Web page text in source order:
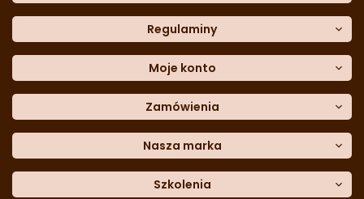
Dane kontaktowe
Często zadawane pytania
Sklep stacjonarny
Formularz kontaktowy
Blog
telefon:601 767 272
Regulaminy
Polityka prywatności
Polityka cookies
Polityka reklamacji
Polityka zwrotów
Dostępność cyfrowa
Moje konto
Moje dane
Historia zamówień
Lista ulubionych
Moje rabaty
Zamówienia
Metody płatności
Dane do przelewu
Formularzreklamacji
Nasza marka
Trio Gelato
Szkolenia